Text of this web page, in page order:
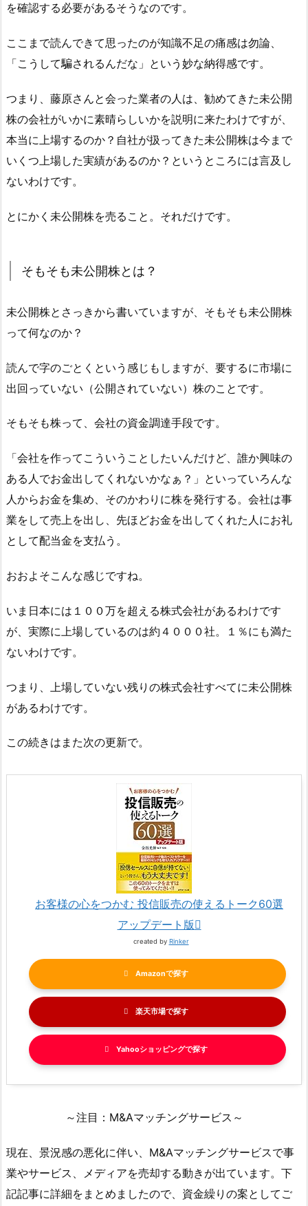
を確認する必要があるそうなのです。
ここまで読んできて思ったのが知識不足の痛感は勿論、
「こうして騙されるんだな」という妙な納得感です。
つまり、藤原さんと会った業者の人は、勧めてきた未公開
株の会社がいかに素晴らしいかを説明に来たわけですが、
本当に上場するのか？自社が扱ってきた未公開株は今まで
いくつ上場した実績があるのか？というところには言及し
ないわけです。
とにかく未公開株を売ること。それだけです。
そもそも未公開株とは？
未公開株とさっきから書いていますが、そもそも未公開株
って何なのか？
読んで字のごとくという感じもしますが、要するに市場に
出回っていない（公開されていない）株のことです。
そもそも株って、会社の資金調達手段です。
「会社を作ってこういうことしたいんだけど、誰か興味の
ある人でお金出してくれないかなぁ？」といっていろんな
人からお金を集め、そのかわりに株を発行する。会社は事
業をして売上を出し、先ほどお金を出してくれた人にお礼
として配当金を支払う。
おおよそこんな感じですね。
いま日本には１００万を超える株式会社があるわけです
が、実際に上場しているのは約４０００社。１％にも満た
ないわけです。
つまり、上場していない残りの株式会社すべてに未公開株
があるわけです。
この続きはまた次の更新で。
お客様の心をつかむ 投信販売の使えるトーク60選
アップデート版
created by Rinker
Amazon
楽天市場
Yahooショッピング
～注目：M&Aマッチングサービス～
現在、景況感の悪化に伴い、M&Aマッチングサービスで事
業やサービス、メディアを売却する動きが出ています。下
記記事に詳細をまとめましたので、資金繰りの案としてご